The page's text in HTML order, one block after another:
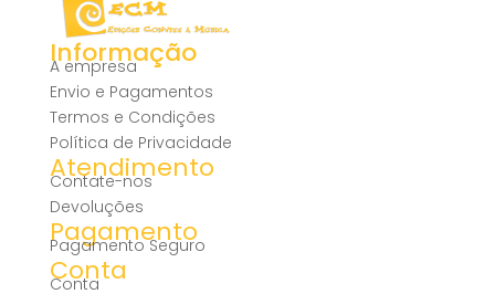
Informação
A empresa
Envio e Pagamentos
Termos e Condições
Política de Privacidade
Atendimento
Contate-nos
Devoluções
Pagamento
Pagamento Seguro
Conta
Conta